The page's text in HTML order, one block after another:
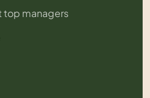
top managers